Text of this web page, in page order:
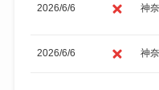
2026/6/6 神
2026/6/6 神